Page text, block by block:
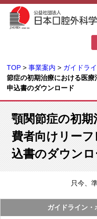
TOP > 事業案内 > ガイドラ
節症の初期治療における医
申込書のダウンロード
顎関節症の初
費者向けリー
込書のダウンロ
只今、
ガイドライン